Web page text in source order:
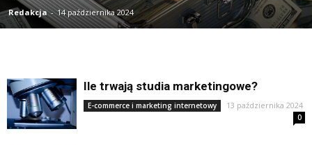
Redakcja - 14 października 2024
Ile trwają studia marketingowe?
E-commerce i marketing internetowy 13 października 2024
0